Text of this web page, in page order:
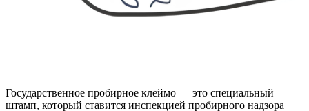
Государственное пробирное клеймо — это специальный
штамп, который ставится инспекцией пробирного надзора